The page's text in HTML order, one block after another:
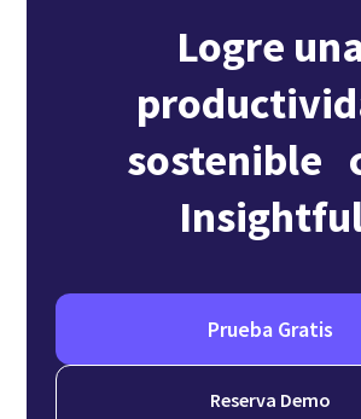
Logre
sostenible
Prueba Gratis
Reserva Demo